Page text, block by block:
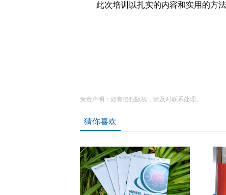
此次培训以扎实的内容和实用的方
免责声明：如有侵犯版权，请及时联系处理。
猜你喜欢